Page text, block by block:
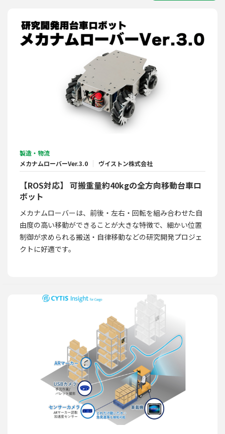
製造・物流
メカナムローバーVer.3.0
ヴイストン株式会社
【ROS対応】 可搬重量約40kgの全方向移動台車ロ
ボット
メカナムローバーは、前後・左右・回転を組み合わせた自
由度の高い移動ができることが大きな特徴で、細かい位置
制御が求められる搬送・自律移動などの研究開発プロジェ
クトに好適です。